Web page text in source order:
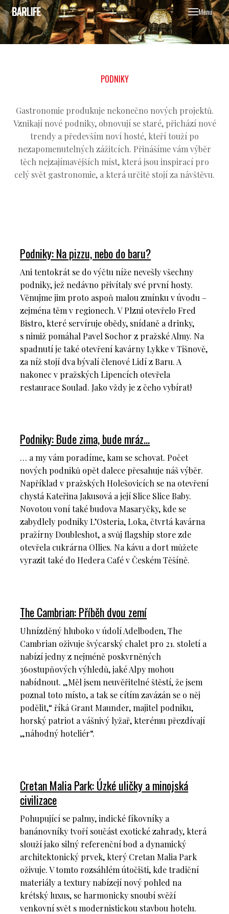
Menu
BLOG
O NÁS
PODNIKY
Gastronomie produkuje nekonečno nových projektů.
Vznikají nové podniky, obnovují se staré, přichází nové
trendy a především noví hosté, kteří touží po
nezapomenutelných zážitcích. Přinášíme vám výběr
těch nejzajímavějších míst, která jsou inspirací pro
celý svět gastronomie, a která určitě stojí za návštěvu.
Podniky: Na pizzu, nebo do baru?
Ani tentokrát se do výčtu níže nevešly všechny
podniky, jež nedávno přivítaly své první hosty.
Věnujme jim proto aspoň malou zmínku v úvodu –
zejména těm v regionech. V Plzni otevřelo Fred
Bistro, které servíruje obědy, snídaně a drinky,
s nimiž pomáhal Pavel Sochor z pražské Almy. Na
spadnutí je také otevření kavárny Lykke v Tišnově,
za níž stojí dva bývalí členové Lidí z Baru. A
nakonec v pražských Lipencích otevřela
restaurace Soulad. Jako vždy je z čeho vybírat!
Podniky: Bude zima, bude mráz…
… a my vám poradíme, kam se schovat. Počet
nových podniků opět dalece přesahuje náš výběr.
Například v pražských Holešovicích se na otevření
chystá Kateřina Jakusová a její Slice Slice Baby.
Novotou voní také budova Masaryčky, kde se
zabydlely podniky L’Osteria, Loka, čtvrtá kavárna
pražírny Doubleshot, a svůj flagship store zde
otevřela cukrárna Ollies. Na kávu a dort můžete
vyrazit také do Hedera Café v Českém Těšíně.
The Cambrian: Příběh dvou zemí
Uhnízděný hluboko v údolí Adelboden, The
Cambrian oživuje švýcarský chalet pro 21. století a
nabízí jedny z nejméně poskvrněných
360stupňových výhledů, jaké Alpy mohou
nabídnout. „Měl jsem neuvěřitelné štěstí, že jsem
poznal toto místo, a tak se cítím zavázán se o něj
podělit,“ říká Grant Maunder, majitel podniku,
horský patriot a vášnivý lyžař, kterému přezdívají
„náhodný hoteliér“.
Cretan Malia Park: Úzké uličky a minojská
civilizace
Pohupující se palmy, indické fíkovníky a
banánovníky tvoří součást exotické zahrady, která
slouží jako silný referenční bod a dynamický
architektonický prvek, který Cretan Malia Park
oživuje. V tomto rozsáhlém útočišti, kde tradiční
materiály a textury nabízejí nový pohled na
krétský luxus, se harmonicky snoubí svěží
venkovní svět s modernistickou stavbou hotelu.